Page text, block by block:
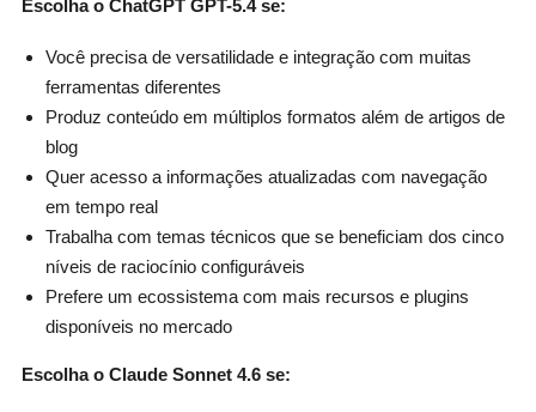
Escolha o ChatGPT GPT-5.4 se:
Você precisa de versatilidade e integração com muitas
ferramentas diferentes
Produz conteúdo em múltiplos formatos além de artigos de
blog
Quer acesso a informações atualizadas com navegação
em tempo real
Trabalha com temas técnicos que se beneficiam dos cinco
níveis de raciocínio configuráveis
Prefere um ecossistema com mais recursos e plugins
disponíveis no mercado
Escolha o Claude Sonnet 4.6 se: